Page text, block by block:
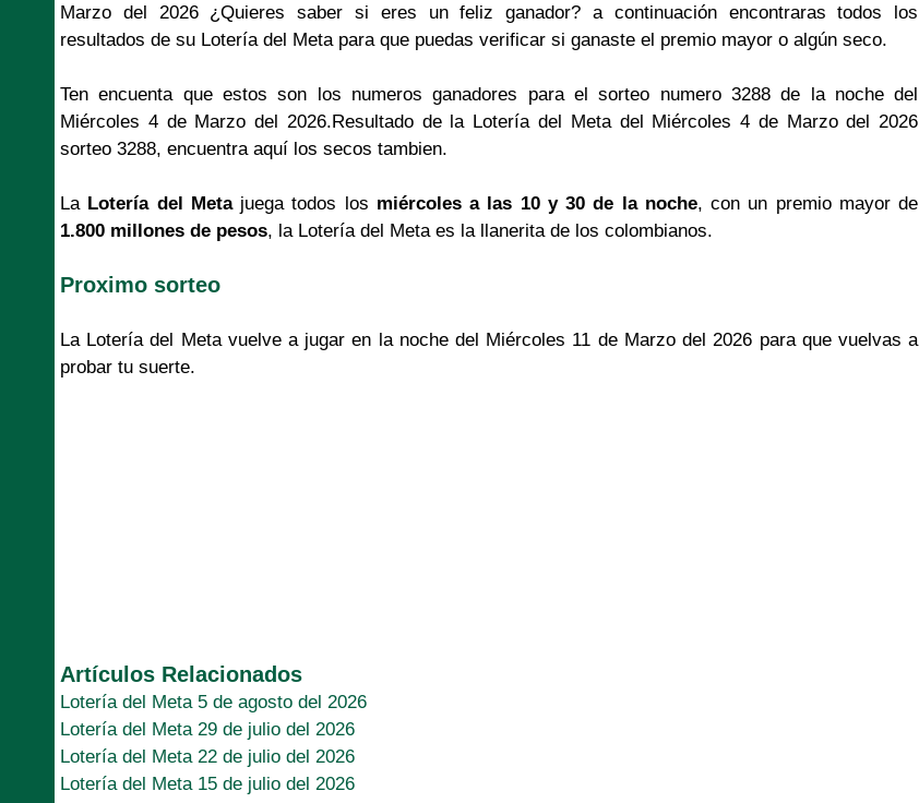
Marzo del 2026 ¿Quieres saber si eres un feliz ganador? a continuación encontraras todos los
resultados de su Lotería del Meta para que puedas verificar si ganaste el premio mayor o algún seco.
Ten encuenta que estos son los numeros ganadores para el sorteo numero 3288 de la noche del
Miércoles 4 de Marzo del 2026.Resultado de la Lotería del Meta del Miércoles 4 de Marzo del 2026
sorteo 3288, encuentra aquí los secos tambien.
La Lotería del Metajuega todos los miércoles a las 10 y 30 de la noche, con un premio mayor de
1.800 millones de pesos, la Lotería del Meta es la llanerita de los colombianos.
Proximo sorteo
La Lotería del Meta vuelve a jugar en la noche del Miércoles 11 de Marzo del 2026 para que vuelvas a
probar tu suerte.
Artículos Relacionados
Lotería del Meta 5 de agosto del 2026
Lotería del Meta 29 de julio del 2026
Lotería del Meta 22 de julio del 2026
Lotería del Meta 15 de julio del 2026